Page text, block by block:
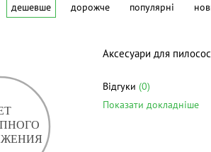
дешевше дорожче популярні
Аксесуари для
Відгуки (0)
Показати докладніше